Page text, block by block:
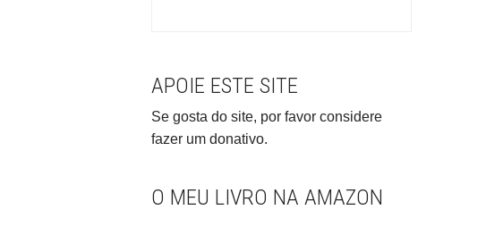
APOIE ESTE SITE
Se gosta do site, por favor considere
fazer um donativo.
O MEU LIVRO NA AMAZON